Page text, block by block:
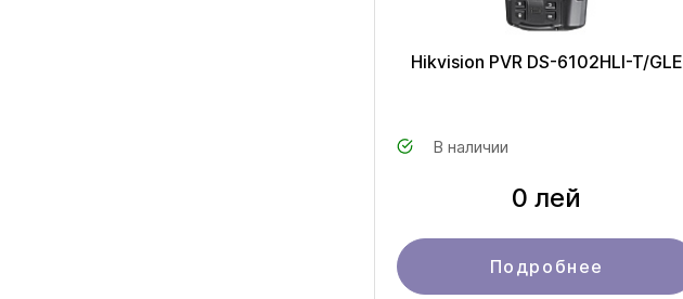
Hikvision PVR DS-6102HLI-T/GLE
В наличии
0 лей
Подробнее